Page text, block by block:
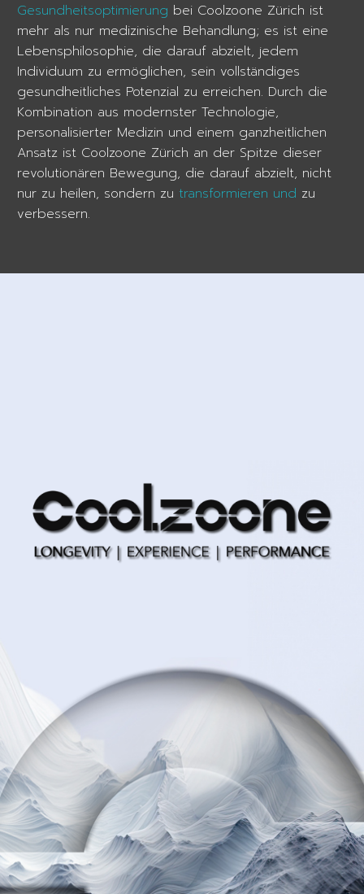
Gesundheitsoptimierung bei Coolzoone Zürich ist
mehr als nur medizinische Behandlung; es ist eine
Lebensphilosophie, die darauf abzielt, jedem
Individuum zu ermöglichen, sein vollständiges
gesundheitliches Potenzial zu erreichen. Durch die
Kombination aus modernster Technologie,
personalisierter Medizin und einem ganzheitlichen
Ansatz ist Coolzoone Zürich an der Spitze dieser
revolutionären Bewegung, die darauf abzielt, nicht
nur zu heilen, sondern zu transformieren und zu
verbessern.